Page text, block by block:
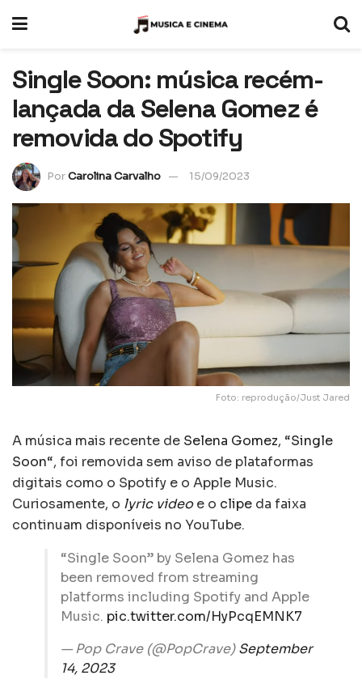
Single Soon: música recém-
lançada da Selena Gomez é
removida do Spotify
PorCarolina Carvalho 15/09/2023
Foto: reprodução/Just Jared
A música mais recente de Selena Gomez, “Single
Soon“, foi removida sem aviso de plataformas
digitais como o Spotify e o Apple Music.
Curiosamente, o lyric videoe o clipe da faixa
continuam disponíveis no YouTube.
“Single Soon” by Selena Gomez has
been removed from streaming
platforms including Spotify and Apple
Music. pic.twitter.com/HyPcqEMNK7
— Pop Crave (@PopCrave)September
14, 2023